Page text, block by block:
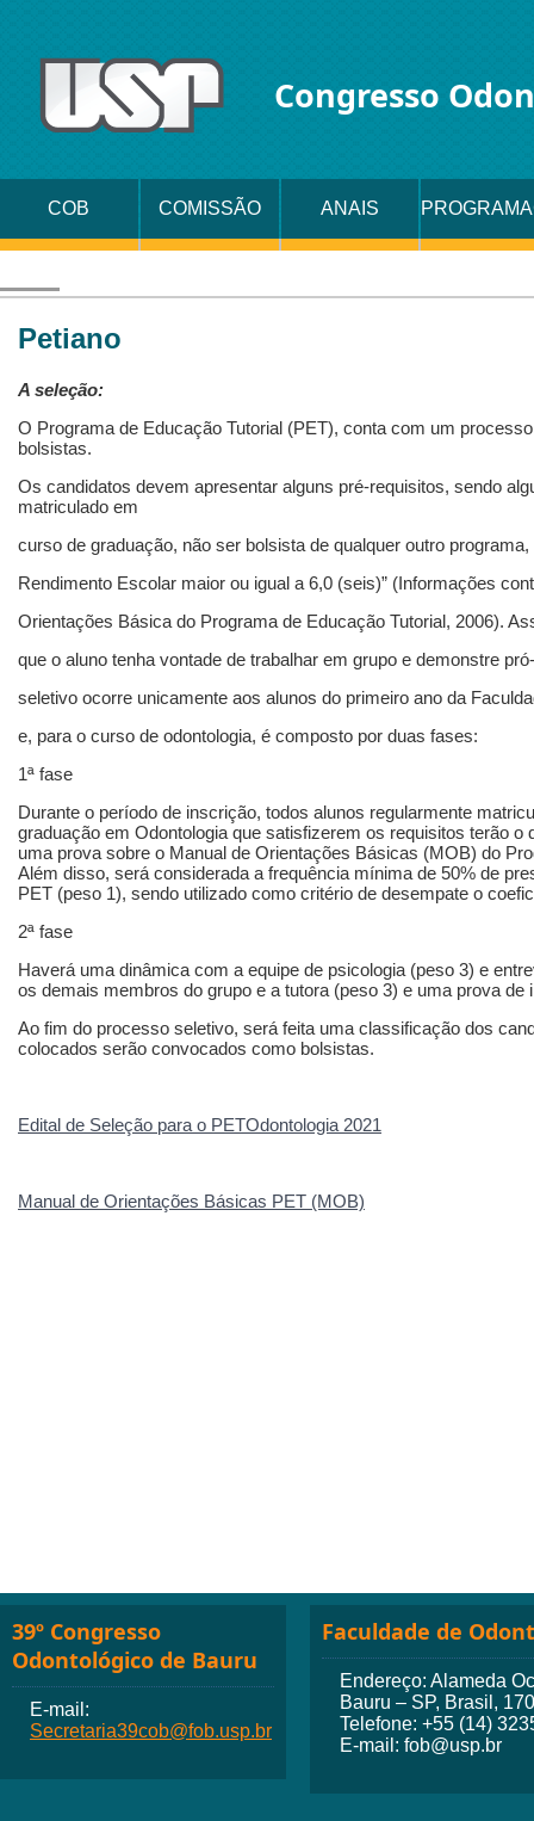
Congresso
COB COMISSÃO ANAIS
Petiano
A seleção:
O Programa de Educação Tutorial (PET), conta com um
bolsistas.
Os candidatos devem apresentar alguns pré-requisitos, sendo
matriculado em
curso de graduação, não ser bolsista de qualquer outro
Rendimento Escolar maior ou igual a 6,0 (seis)” (Informações
Orientações Básica do Programa de Educação Tutorial, 2006).
que o aluno tenha vontade de trabalhar em grupo e demonstre
seletivo ocorre unicamente aos alunos do primeiro ano da
e, para o curso de odontologia, é composto por duas fases:
1ª fase
Durante o período de inscrição, todos alunos regularmente
graduação em Odontologia que satisfizerem os requisitos terão o
uma prova sobre o Manual de Orientações Básicas (MOB) do
Além disso, será considerada a frequência mínima de 50% de
PET (peso 1), sendo utilizado como critério de desempate o
2ª fase
Haverá uma dinâmica com a equipe de psicologia (peso 3) e
os demais membros do grupo e a tutora (peso 3) e uma prova de
Ao fim do processo seletivo, será feita uma classificação dos
colocados serão convocados como bolsistas.
Edital de Seleção para o PETOdontologia 2021
Manual de Orientações Básicas PET (MOB)
39º Congresso
Odontológico de Bauru
E-mail:
Secretaria39cob@fob.usp.br
Faculdade de
Endereço: Alameda
Bauru – SP, Brasil,
Telefone: +55 (14)
E-mail: fob@usp.br